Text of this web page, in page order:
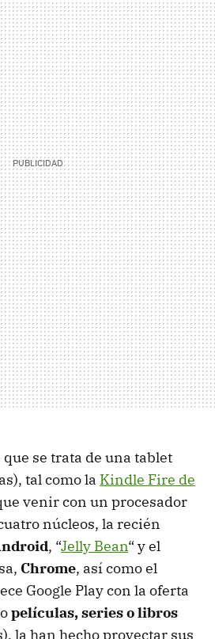
que se trata de una tablet
tal como la Kindle Fire de
venir con un procesador
núcleos, la recién
, “Jelly Bean“ y el
Chrome, así como el
Google Play con la oferta
películas, series o libros
la han hecho proyectar sus